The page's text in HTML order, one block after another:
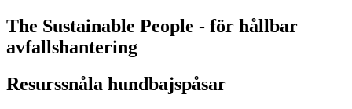
The Sustainable People - för hållbar
avfallshantering
Resurssnåla hundbajspåsar